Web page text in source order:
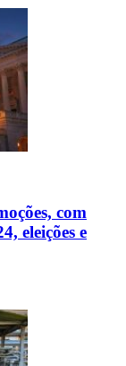
com
eleições e